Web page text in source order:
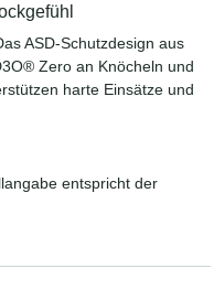
ASD‑Schutzdesign aus
Zero an Knöcheln und
harte Einsätze und
entspricht der